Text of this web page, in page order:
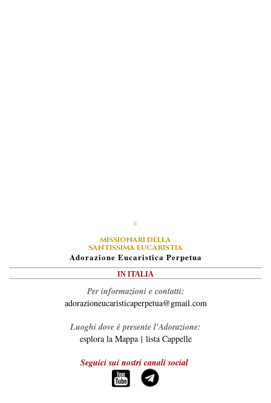
MISSIONARI DELLA
SANTISSIMA EUCARISTIA
ADorazione EUcaristica PErpetua
IN ITALIA
Per informazioni e contatti:
adorazioneucaristicaperpetua@gmail.com
Luoghi dove è presente l'Adorazione:
esplora la Mappa| lista Cappelle
Seguici sui nostri canali social